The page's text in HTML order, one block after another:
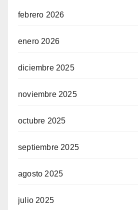
febrero 2026
enero 2026
diciembre 2025
noviembre 2025
octubre 2025
septiembre 2025
agosto 2025
julio 2025